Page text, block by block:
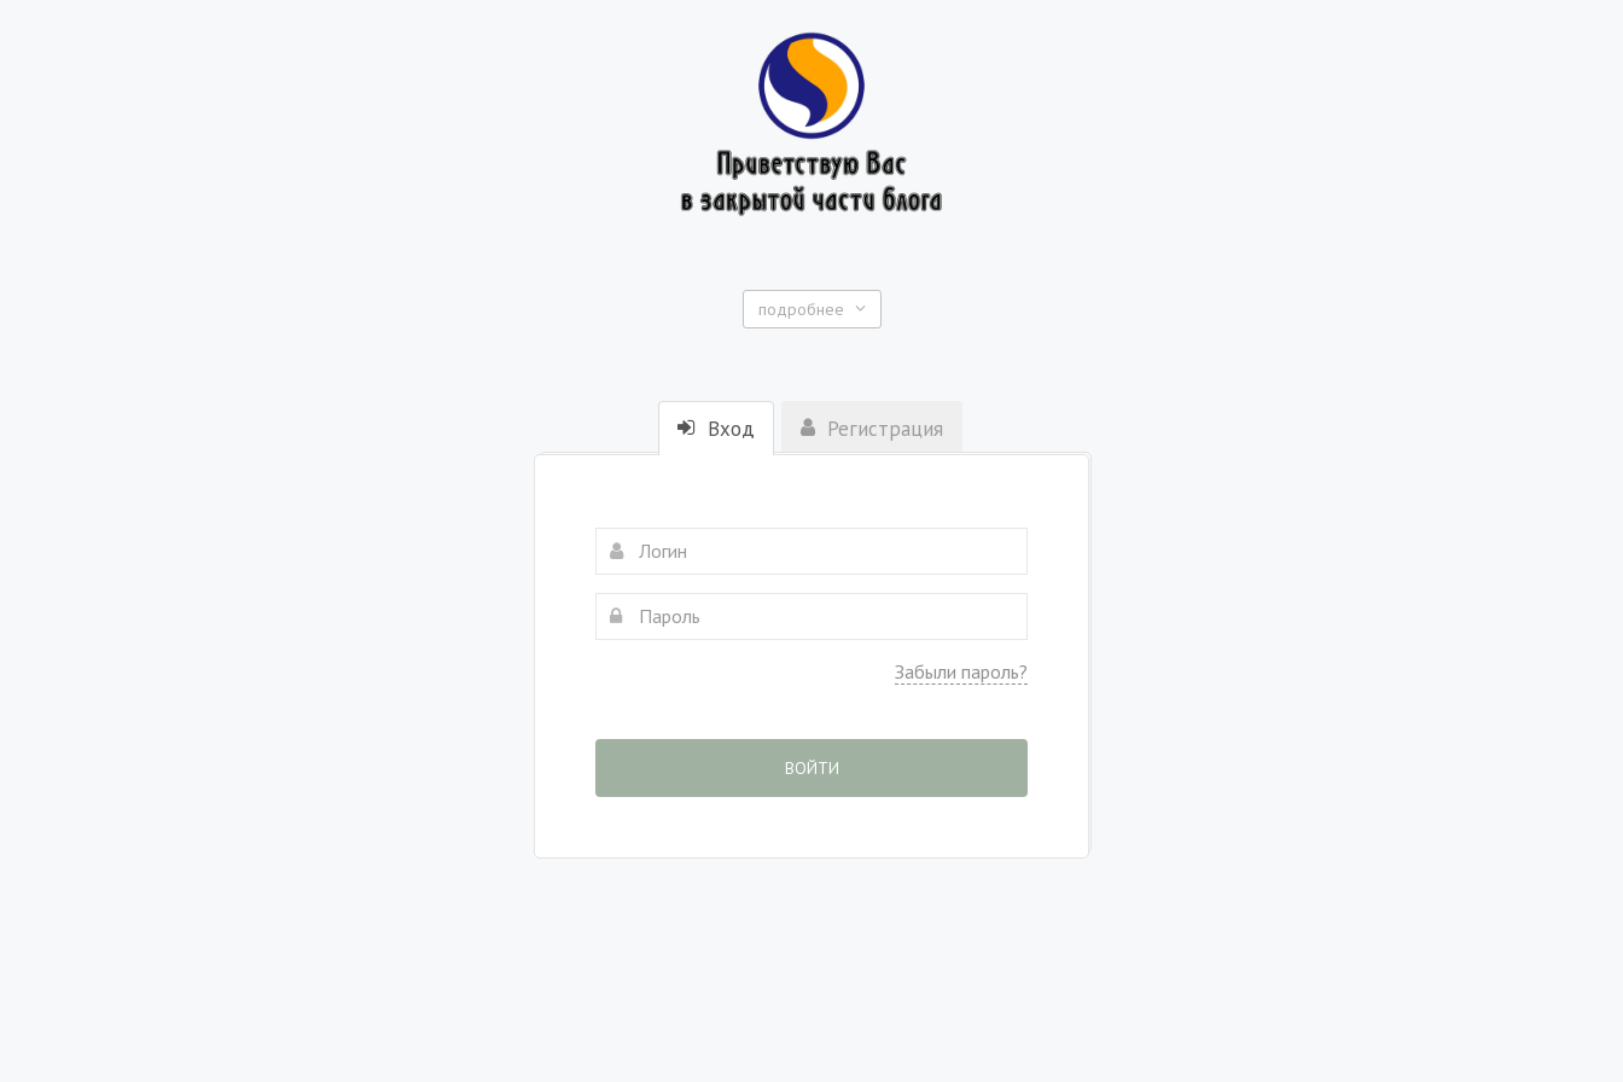
подробнее
Вход Регистрация
Забыли пароль?
ВОЙТИ